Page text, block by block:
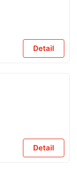
Detail
Detail